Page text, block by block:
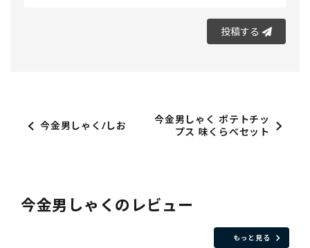
投稿する
今金男しゃく/しお
今金男しゃく ポテトチッ
プス 味くらべセット
今金男しゃくのレビュー
もっと見る